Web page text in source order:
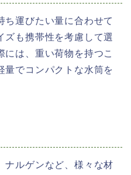
ち運びたい量に合わせて
ズも携帯性を考慮して選
は、重い荷物を持つこ
量でコンパクトな水筒を
ナルゲンなど、様々な材